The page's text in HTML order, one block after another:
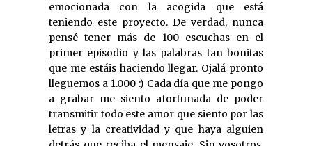
emocionada con la acogida que está
teniendo este proyecto. De verdad, nunca
pensé tener más de 100 escuchas en el
primer episodio y las palabras tan bonitas
que me estáis haciendo llegar. Ojalá pronto
lleguemos a 1.000 :) Cada día que me pongo
a grabar me siento afortunada de poder
transmitir todo este amor que siento por las
letras y la creatividad y que haya alguien